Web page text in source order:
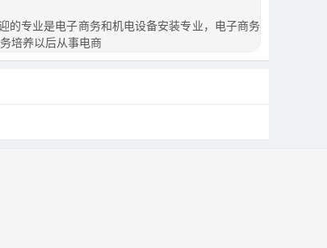
的专业是电子商务和机电设备安装专业，电子商务
培养以后从事电商